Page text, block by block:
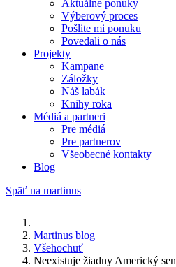
Aktuálne ponuky
Výberový proces
Pošlite mi ponuku
Povedali o nás
Projekty
Kampane
Záložky
Náš labák
Knihy roka
Médiá a partneri
Pre médiá
Pre partnerov
Všeobecné kontakty
Blog
Späť na martinus
Martinus blog
Všehochuť
Neexistuje žiadny Americký sen